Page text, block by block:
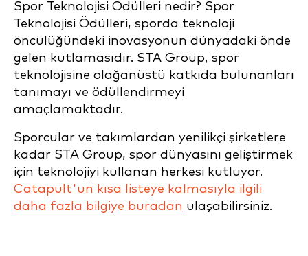
Spor Teknolojisi Ödülleri nedir? Spor
Teknolojisi Ödülleri, sporda teknoloji
öncülüğündeki inovasyonun dünyadaki önde
gelen kutlamasıdır. STA Group, spor
teknolojisine olağanüstü katkıda bulunanları
tanımayı ve ödüllendirmeyi
amaçlamaktadır.
Sporcular ve takımlardan yenilikçi şirketlere
kadar STA Group, spor dünyasını geliştirmek
için teknolojiyi kullanan herkesi kutluyor.
Catapult'un kısa listeye kalmasıyla ilgili
daha fazla bilgiye buradan ulaşabilirsiniz.